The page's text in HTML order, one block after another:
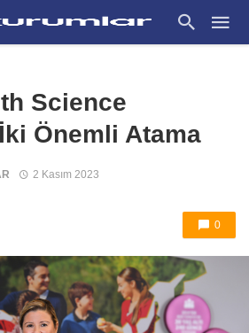
Science
Önemli Atama
2 Kasım 2023
0